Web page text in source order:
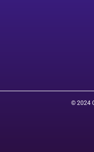
© 2024